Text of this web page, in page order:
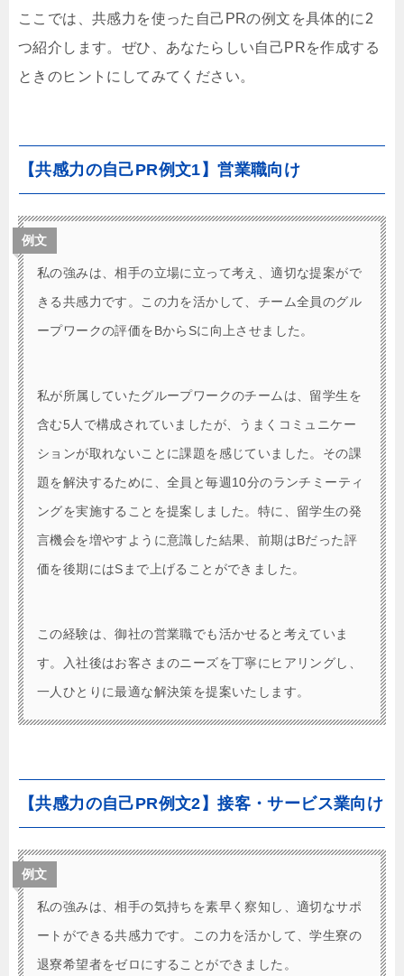
ここでは、共感力を使った自己PRの例文を具体的に2
つ紹介します。ぜひ、あなたらしい自己PRを作成する
ときのヒントにしてみてください。
【共感力の自己PR例文1】営業職向け
例文
私の強みは、相手の立場に立って考え、適切な提案がで
きる共感力です。この力を活かして、チーム全員のグル
ープワークの評価をBからSに向上させました。
私が所属していたグループワークのチームは、留学生を
含む5人で構成されていましたが、うまくコミュニケー
ションが取れないことに課題を感じていました。その課
題を解決するために、全員と毎週10分のランチミーティ
ングを実施することを提案しました。特に、留学生の発
言機会を増やすように意識した結果、前期はBだった評
価を後期にはSまで上げることができました。
この経験は、御社の営業職でも活かせると考えていま
す。入社後はお客さまのニーズを丁寧にヒアリングし、
一人ひとりに最適な解決策を提案いたします。
【共感力の自己PR例文2】接客・サービス業向け
例文
私の強みは、相手の気持ちを素早く察知し、適切なサポ
ートができる共感力です。この力を活かして、学生寮の
退寮希望者をゼロにすることができました。